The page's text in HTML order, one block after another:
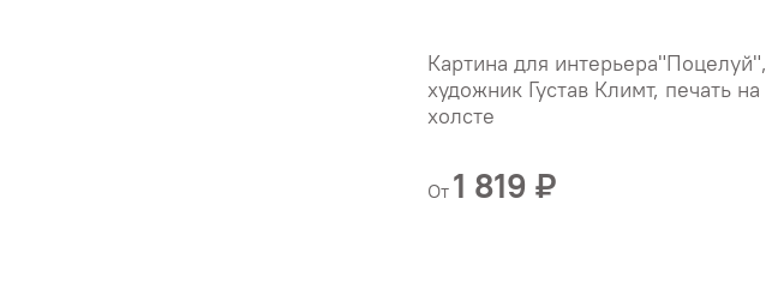
Картина для интерьера"Поцелуй",
художник Густав Климт, печать на
холсте
От 1 819 ₽